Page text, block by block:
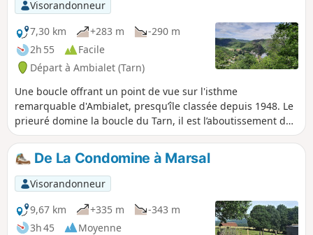
Visorandonneur
7,30 km
+283 m
-290 m
2h 55
Facile
Départ à Ambialet (Tarn)
Une boucle offrant un point de vue sur l'isthme
remarquable d'Ambialet, presqu’île classée depuis 1948. Le
prieuré domine la boucle du Tarn, il est l’aboutissement du
très beau chemin de croix qui commence à l’entour de la
Chapelle Saint-Gilles, enchâssée dans le rocher. Quelques
efforts, assez soutenus, seront nécessaires au départ, puis
ce sera un cheminement varié, entre paysages bucoliques
et sentiers en sous-bois. Et pour terminer, un long passage,
au bord du Tarn-même, sera un moment de
rafraîchissement garanti.
De La Condomine à Marsal
Visorandonneur
9,67 km
+335 m
-343 m
3h 45
Moyenne